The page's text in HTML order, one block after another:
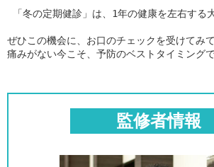
「冬の定期健診」は、1年の健康を左右する
ぜひこの機会に、お口のチェックを受けてみて
痛みがない今こそ、予防のベストタイミングで
監修者情報